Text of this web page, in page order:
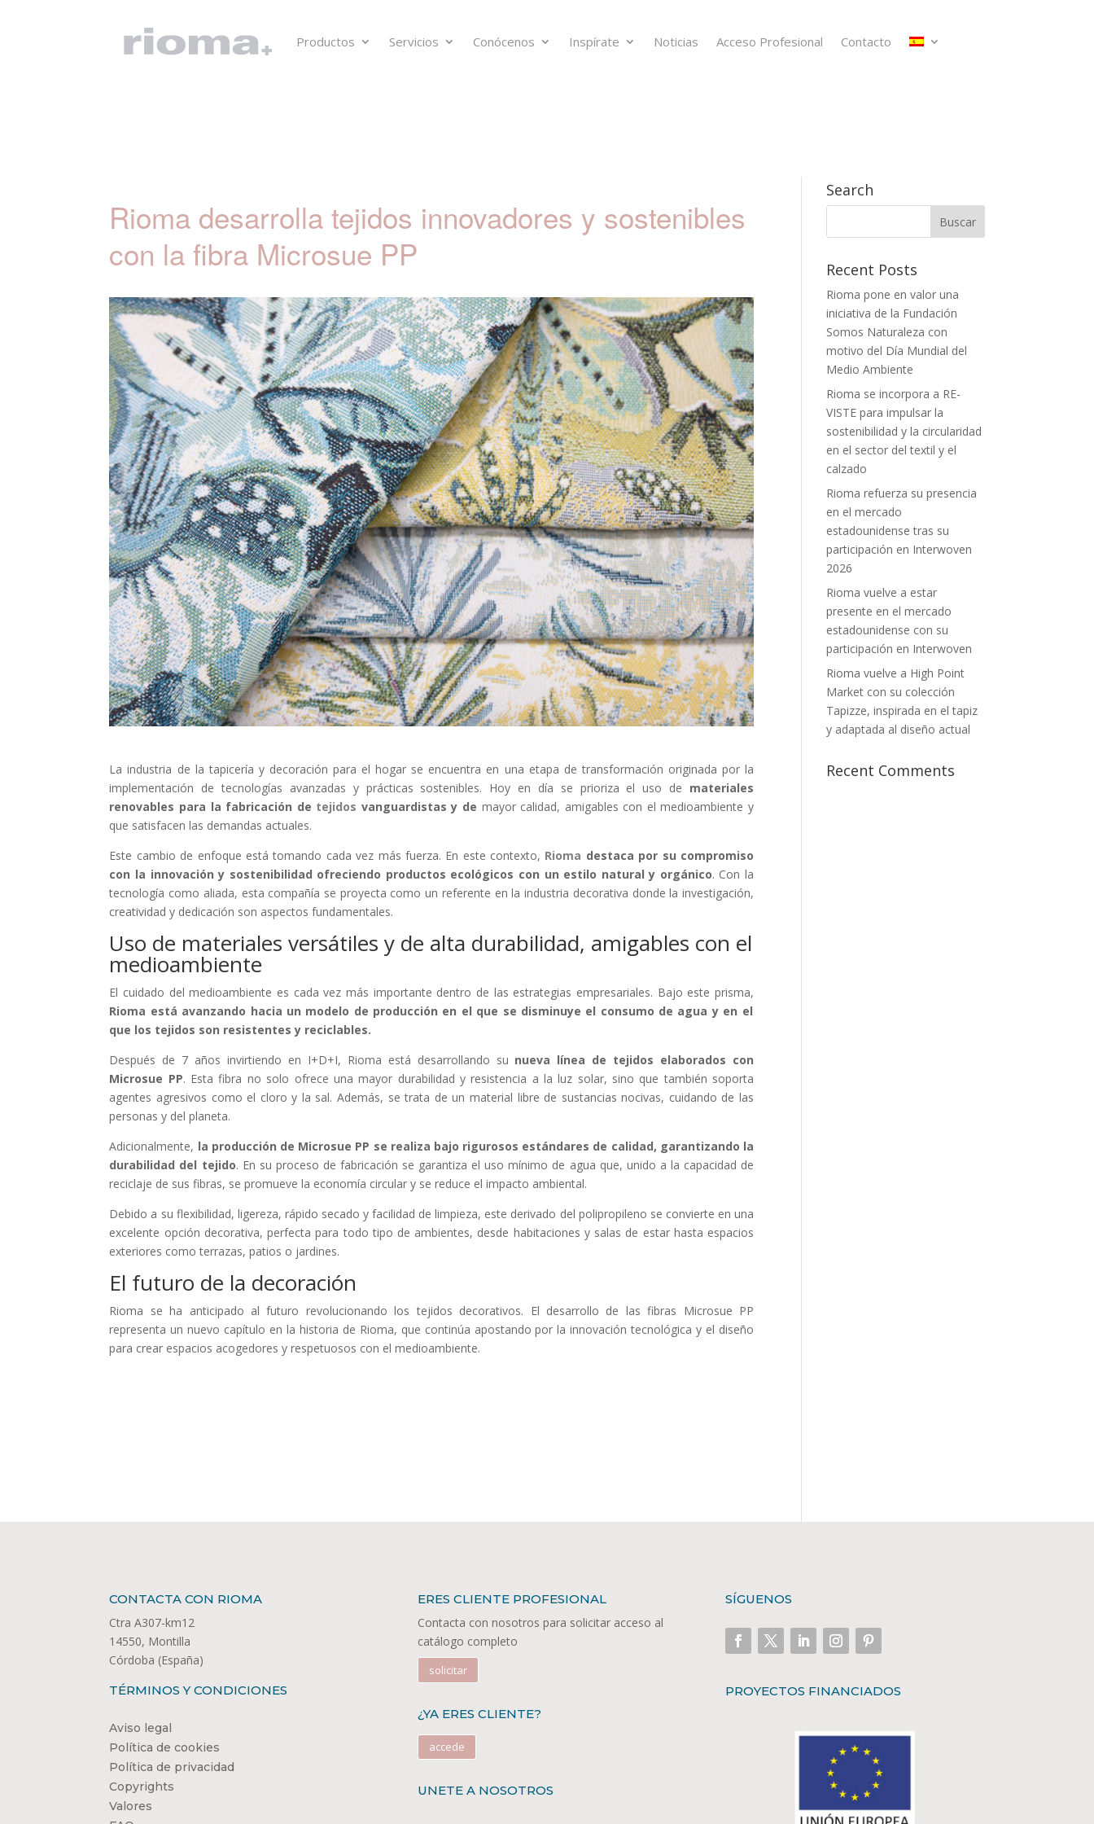
Productos Servicios Conócenos Inspírate Noticias Acceso Profesional Contacto
Rioma desarrolla tejidos innovadores y sostenibles
con la fibra Microsue PP
La industria de la tapicería y decoración para el hogar se encuentra en una etapa de transformación originada por la
implementación de tecnologías avanzadas y prácticas sostenibles. Hoy en día se prioriza el uso de materiales
renovables para la fabricación de tejidos vanguardistas y de mayor calidad, amigables con el medioambiente y
que satisfacen las demandas actuales.
Este cambio de enfoque está tomando cada vez más fuerza. En este contexto, Rioma destaca por su compromiso
con la innovación y sostenibilidad ofreciendo productos ecológicos con un estilo natural y orgánico. Con la
tecnología como aliada, esta compañía se proyecta como un referente en la industria decorativa donde la investigación,
creatividad y dedicación son aspectos fundamentales.
Uso de materiales versátiles y de alta durabilidad, amigables con el
medioambiente
El cuidado del medioambiente es cada vez más importante dentro de las estrategias empresariales. Bajo este prisma,
Rioma está avanzando hacia un modelo de producción en el que se disminuye el consumo de agua y en el
que los tejidos son resistentes y reciclables.
Después de 7 años invirtiendo en I+D+I, Rioma está desarrollando su nueva línea de tejidos elaborados con
Microsue PP. Esta fibra no solo ofrece una mayor durabilidad y resistencia a la luz solar, sino que también soporta
agentes agresivos como el cloro y la sal. Además, se trata de un material libre de sustancias nocivas, cuidando de las
personas y del planeta.
Adicionalmente, la producción de Microsue PP se realiza bajo rigurosos estándares de calidad, garantizando la
durabilidad del tejido. En su proceso de fabricación se garantiza el uso mínimo de agua que, unido a la capacidad de
reciclaje de sus fibras, se promueve la economía circular y se reduce el impacto ambiental.
Debido a su flexibilidad, ligereza, rápido secado y facilidad de limpieza, este derivado del polipropileno se convierte en una
excelente opción decorativa, perfecta para todo tipo de ambientes, desde habitaciones y salas de estar hasta espacios
exteriores como terrazas, patios o jardines.
El futuro de la decoración
Rioma se ha anticipado al futuro revolucionando los tejidos decorativos. El desarrollo de las fibras Microsue PP
representa un nuevo capítulo en la historia de Rioma, que continúa apostando por la innovación tecnológica y el diseño
para crear espacios acogedores y respetuosos con el medioambiente.
Search
Recent Posts
Rioma pone en valor una
iniciativa de la Fundación
Somos Naturaleza con
motivo del Día Mundial del
Medio Ambiente
Rioma se incorpora a RE-
VISTE para impulsar la
sostenibilidad y la circularidad
en el sector del textil y el
calzado
Rioma refuerza su presencia
en el mercado
estadounidense tras su
participación en Interwoven
2026
Rioma vuelve a estar
presente en el mercado
estadounidense con su
participación en Interwoven
Rioma vuelve a High Point
Market con su colección
Tapizze, inspirada en el tapiz
y adaptada al diseño actual
Recent Comments
CONTACTA CON RIOMA
Ctra A307-km12
14550, Montilla
Córdoba (España)
TÉRMINOS Y CONDICIONES
Aviso legal
Política de cookies
Política de privacidad
Copyrights
Valores
ERES CLIENTE PROFESIONAL
Contacta con nosotros para solicitar acceso al
catálogo completo
solicitar
¿YA ERES CLIENTE?
accede
UNETE A NOSOTROS
SÍGUENOS
PROYECTOS FINANCIADOS